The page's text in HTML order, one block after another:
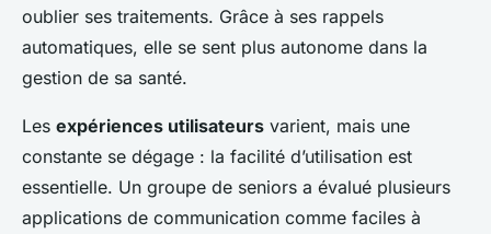
oublier ses traitements. Grâce à ses rappels
automatiques, elle se sent plus autonome dans la
gestion de sa santé.
Les expériences utilisateurs varient, mais une
constante se dégage : la facilité d’utilisation est
essentielle. Un groupe de seniors a évalué plusieurs
applications de communication comme faciles à